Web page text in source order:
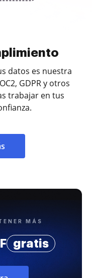
datos es nuestra
GDPR y otros
trabajar en tus
MÁS
gratis